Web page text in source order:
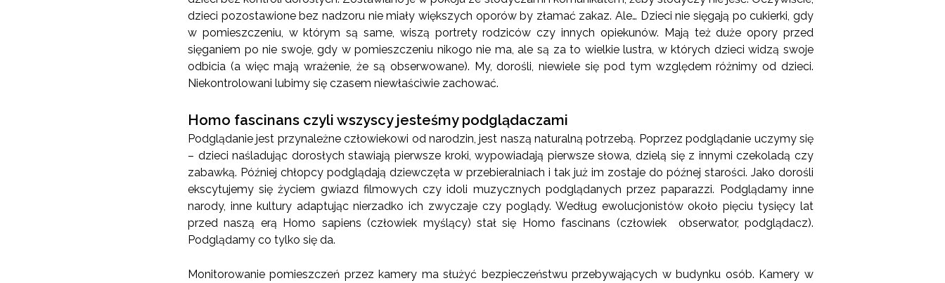
dzieci pozostawione bez nadzoru nie miały większych oporów by złamać zakaz. Ale… Dzieci nie sięgają po cukierki, gdy
w pomieszczeniu, w którym są same, wiszą portrety rodziców czy innych opiekunów. Mają też duże opory przed
sięganiem po nie swoje, gdy w pomieszczeniu nikogo nie ma, ale są za to wielkie lustra, w których dzieci widzą swoje
odbicia (a więc mają wrażenie, że są obserwowane). My, dorośli, niewiele się pod tym względem różnimy od dzieci.
Niekontrolowani lubimy się czasem niewłaściwie zachować.
Homo fascinans czyli wszyscy jesteśmy podglądaczami
Podglądanie jest przynależne człowiekowi od narodzin, jest naszą naturalną potrzebą. Poprzez podglądanie uczymy się
– dzieci naśladując dorosłych stawiają pierwsze kroki, wypowiadają pierwsze słowa, dzielą się z innymi czekoladą czy
zabawką. Później chłopcy podglądają dziewczęta w przebieralniach i tak już im zostaje do późnej starości. Jako dorośli
ekscytujemy się życiem gwiazd filmowych czy idoli muzycznych podglądanych przez paparazzi. Podglądamy inne
narody, inne kultury adaptując nierzadko ich zwyczaje czy poglądy. Według ewolucjonistów około pięciu tysięcy lat
przed naszą erą Homo sapiens (człowiek myślący) stał się Homo fascinans (człowiek obserwator, podglądacz).
Podglądamy co tylko się da.
Monitorowanie pomieszczeń przez kamery ma służyć bezpieczeństwu przebywających w budynku osób. Kamery w